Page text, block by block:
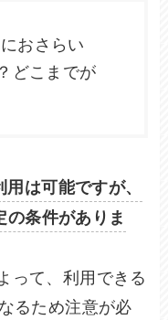
おさらい
どこまでが
は可能ですが、
条件がありま
って、利用できる
るため注意が必